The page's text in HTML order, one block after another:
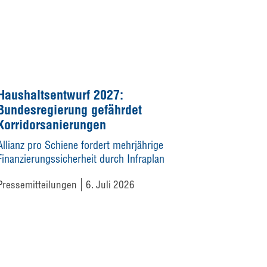
2027:
gefährdet
pro Schiene fordert mehrjährige
durch Infraplan
6. Juli 2026